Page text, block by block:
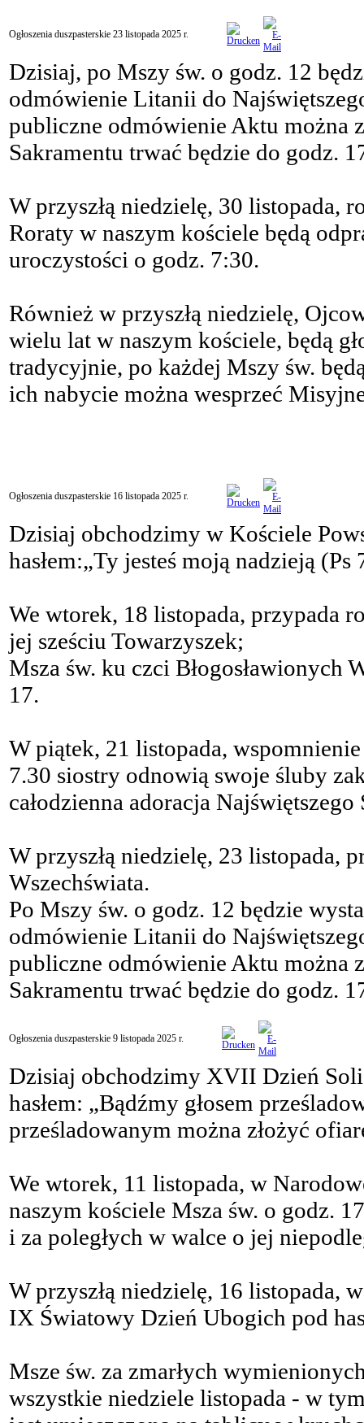
Ogłoszenia duszpasterskie 23 listopada 2025 r.
Dzisiaj, po Mszy św. o godz. 12
odmówienie Litanii do
publiczne odmówienie Aktu można
Sakramentu trwać będzie do godz.
W przyszłą niedzielę, 30 listopada,
Roraty w naszym kościele będą
uroczystości o godz. 7:30.
Również w przyszłą niedzielę,
wielu lat w naszym kościele, będą
tradycyjnie, po każdej Mszy św.
ich nabycie można wesprzeć
Ogłoszenia duszpasterskie 16 listopada 2025 r.
Dzisiaj obchodzimy w Kościele
hasłem:„Ty jesteś moją nadzieją (Ps
We wtorek, 18 listopada, przypada
jej sześciu Towarzyszek;
Msza św. ku czci
17.
W piątek, 21 listopada,
7.30 siostry odnowią swoje śluby
całodzienna adoracja Najświętszego
W przyszłą niedzielę, 23 listopada,
Wszechświata.
Po Mszy św. o godz. 12 będzie
odmówienie Litanii do
publiczne odmówienie Aktu można
Sakramentu trwać będzie do godz.
Ogłoszenia duszpasterskie 9 listopada 2025 r.
Dzisiaj obchodzimy XVII Dzień
hasłem: „Bądźmy głosem
prześladowanym można złożyć
We wtorek, 11 listopada, w
naszym kościele Msza św. o godz.
i za poległych w walce o jej
W przyszłą niedzielę, 16 listopada,
IX Światowy Dzień Ubogich pod
Msze św. za zmarłych
wszystkie niedziele listopada - w